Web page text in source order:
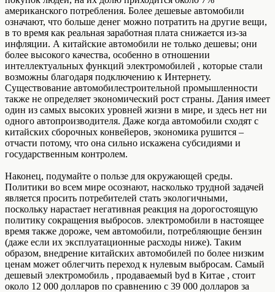
американского потребления. Более дешевые автомобили
означают, что больше денег можно потратить на другие вещи,
в то время как реальная заработная плата снижается из-за
инфляции. А китайские автомобили не только дешевы; они
более высокого качества, особенно в отношении
интеллектуальных функций электромобилей , которые стали
возможны благодаря подключению к Интернету.
Существование автомобилестроительной промышленности
также не определяет экономический рост страны. Дания имеет
один из самых высоких уровней жизни в мире, и здесь нет ни
одного автопроизводителя. Даже когда автомобили сходят с
китайских сборочных конвейеров, экономика рушится –
отчасти потому, что она сильно искажена субсидиями и
государственным контролем.
Наконец, подумайте о пользе для окружающей среды.
Политики во всем мире осознают, насколько трудной задачей
является просить потребителей стать экологичными,
поскольку нарастает негативная реакция на дорогостоящую
политику сокращения выбросов. электромобили в настоящее
время также дороже, чем автомобили, потребляющие бензин
(даже если их эксплуатационные расходы ниже). Таким
образом, внедрение китайских автомобилей по более низким
ценам может облегчить переход к нулевым выбросам. Самый
дешевый электромобиль , продаваемый byd в Китае , стоит
около 12 000 долларов по сравнению с 39 000 долларов за